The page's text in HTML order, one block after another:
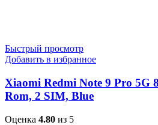
Быстрый просмотр
Добавить в избранное
Xiaomi Redmi Note 9 Pro 5G
Rom, 2 SIM, Blue
Оценка 4.80 из 5